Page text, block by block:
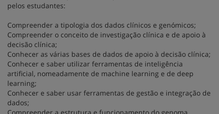
pelos estudantes:
Compreender a tipologia dos dados clínicos e genómicos;
Compreender o conceito de investigação clínica e de apoio à
decisão clínica;
Conhecer as várias bases de dados de apoio à decisão clínica;
Conhecer e saber utilizar ferramentas de inteligência
artificial, nomeadamente de machine learning e de deep
learning;
Conhecer e saber usar ferramentas de gestão e integração de
dados;
Compreender a estrutura e funcionamento do genoma